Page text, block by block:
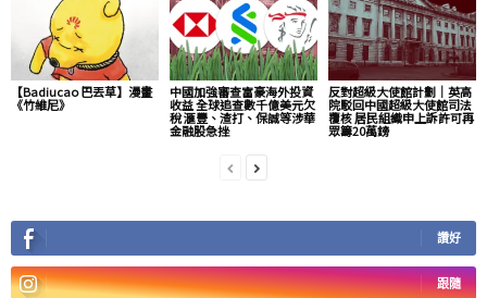
【Badiucao 巴丟草】漫畫
《竹維尼》
中國加強審查富豪海外投資
收益 全球追查數千億美元欠
稅 滙豐、渣打、保誠等涉華
金融股急挫
反對超級大使館計劃｜英高
院駁回中國超級大使館司法
覆核 居民組織申上訴許可再
眾籌20萬鎊
讚好
跟隨